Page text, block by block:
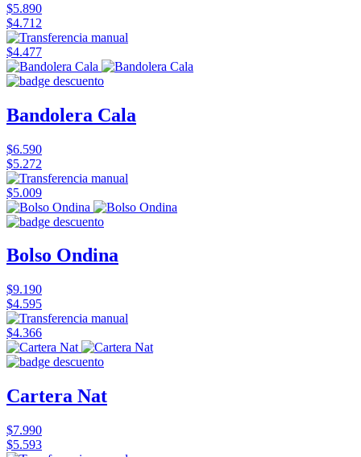
$5.890
$4.712
$4.477
Bandolera Cala
$6.590
$5.272
$5.009
Bolso Ondina
$9.190
$4.595
$4.366
Cartera Nat
$7.990
$5.593